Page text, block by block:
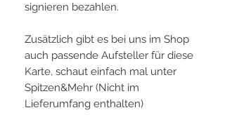
signieren bezahlen.
Zusätzlich gibt es bei uns im Shop
auch passende Aufsteller für diese
Karte, schaut einfach mal unter
Spitzen&Mehr (Nicht im
Lieferumfang enthalten)